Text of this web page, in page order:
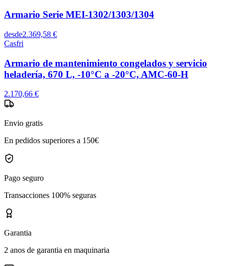
Armario Serie MEI-1302/1303/1304
desde2.369,58 €
Casfri
Armario de mantenimiento congelados y servicio
heladería, 670 L, -10°C a -20°C, AMC-60-H
2.170,66 €
Envio gratis
En pedidos superiores a 150€
Pago seguro
Transacciones 100% seguras
Garantia
2 anos de garantia en maquinaria